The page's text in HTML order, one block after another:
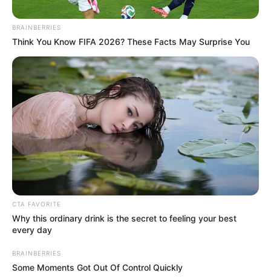
BRAINBERRIES
Think You Know FIFA 2026? These Facts May Surprise You
CTA FAVORITE
Why this ordinary drink is the secret to feeling your best
every day
BRAINBERRIES
Some Moments Got Out Of Control Quickly